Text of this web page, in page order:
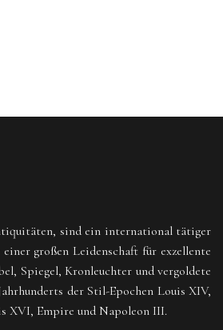
sind ein international tätiger
großen Leidenschaft für exzellente
Spiegel, Kronleuchter und vergoldete
der Stil-Epochen Louis XIV,
XVI, Empire und Napoleon III.